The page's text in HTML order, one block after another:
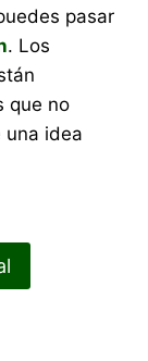
pasar
. Los
que no
una idea